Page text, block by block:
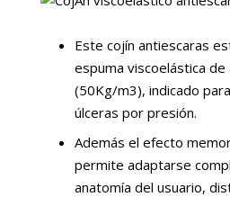
Este cojín antiescaras
espuma viscoelástica de
(50Kg/m3), indicado
úlceras por presión.
Además el efecto
permite adaptarse
anatomía del usuario,